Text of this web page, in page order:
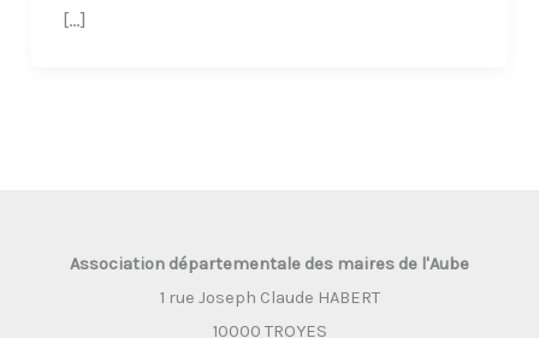
[…]
Association départementale des maires de l'Aube
1 rue Joseph Claude HABERT
10000 TROYES